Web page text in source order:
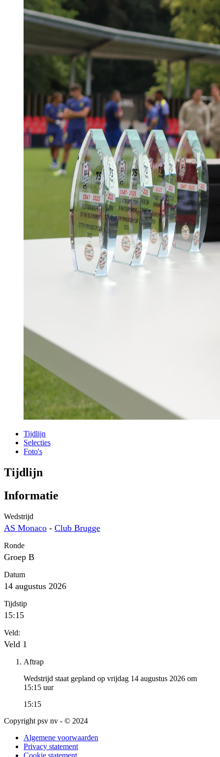
Tijdlijn
Selecties
Foto's
Tijdlijn
Informatie
Wedstrijd
AS Monaco - Club Brugge
Ronde
Groep B
Datum
14 augustus 2026
Tijdstip
15:15
Veld:
Veld 1
Aftrap
Wedstrijd staat gepland op vrijdag 14 augustus 2026 om
15:15 uur
15:15
Copyright psv nv - © 2024
Algemene voorwaarden
Privacy statement
Cookie statement